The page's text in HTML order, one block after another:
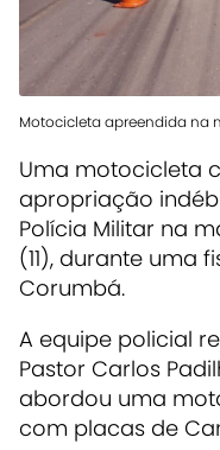
Motocicleta apreendida na
Uma motocicleta
apropriação
Polícia Militar na
(11), durante uma
Corumbá.
A equipe policial
Pastor Carlos
abordou uma
com placas de